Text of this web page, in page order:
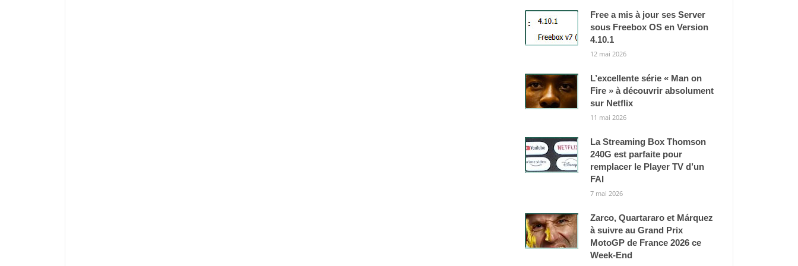
Free a mis à jour ses Server
sous Freebox OS en Version
4.10.1
12 mai 2026
L’excellente série « Man on
Fire » à découvrir absolument
sur Netflix
11 mai 2026
La Streaming Box Thomson
240G est parfaite pour
remplacer le Player TV d’un
FAI
7 mai 2026
Zarco, Quartararo et Márquez
à suivre au Grand Prix
MotoGP de France 2026 ce
Week-End